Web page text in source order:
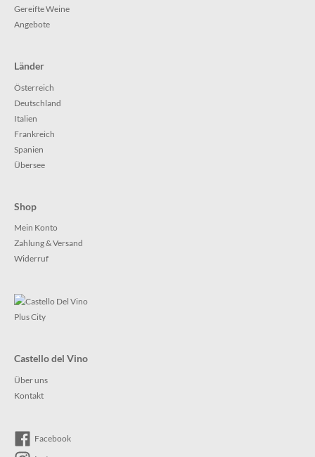
Gereifte Weine
Angebote
Länder
Österreich
Deutschland
Italien
Frankreich
Spanien
Übersee
Shop
Mein Konto
Zahlung & Versand
Widerruf
Castello del Vino
Über uns
Kontakt
Facebook